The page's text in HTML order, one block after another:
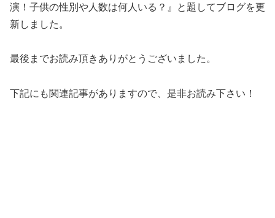
演！子供の性別や人数は何人いる？』と題してブログを更
新しました。
最後までお読み頂きありがとうございました。
下記にも関連記事がありますので、是非お読み下さい！